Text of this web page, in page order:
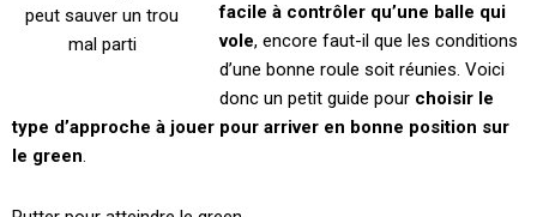
peut sauver un trou
mal parti
facile à contrôler qu’une balle qui
vole, encore faut-il que les conditions
d’une bonne roule soit réunies. Voici
donc un petit guide pour choisir le
type d’approche à jouer pour arriver en bonne position sur
le green.